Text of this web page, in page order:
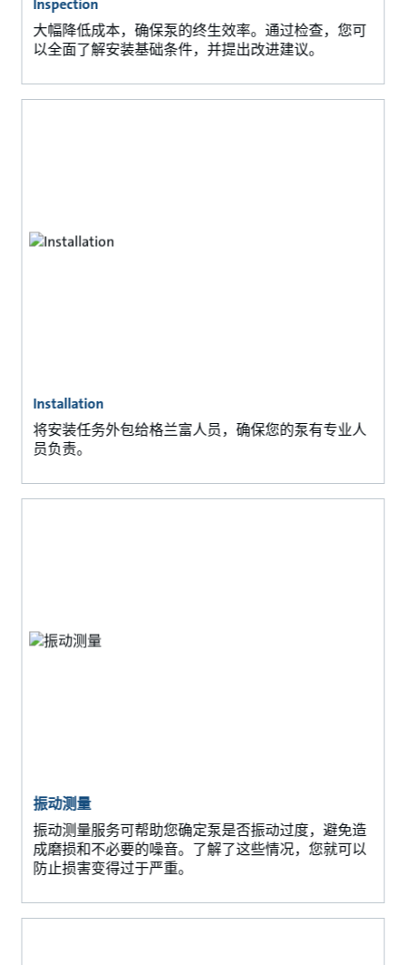
Inspection
大幅降低成本，确保泵的终生效率。通过检查，您可
以全面了解安装基础条件，并提出改进建议。
Installation
将安装任务外包给格兰富人员，确保您的泵有专业人
员负责。
振动测量
振动测量服务可帮助您确定泵是否振动过度，避免造
成磨损和不必要的噪音。了解了这些情况，您就可以
防止损害变得过于严重。